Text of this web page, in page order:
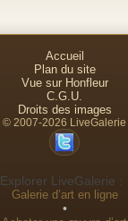
Accueil
Plan du site
Vue sur Honfleur
C.G.U.
Droits des images
© 2007-2026 LiveGalerie
Explorer LiveGalerie :
Galerie d’art en ligne
•